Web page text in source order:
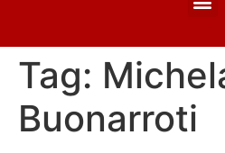
Tag:
Buonarroti